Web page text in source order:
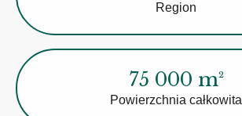
Region
75 000 m²
Powierzchnia całkowita